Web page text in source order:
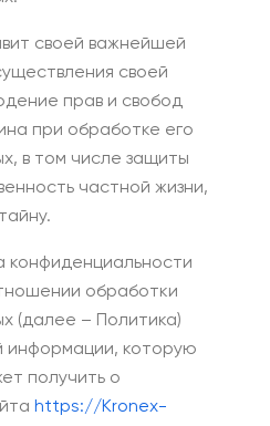
своей важнейшей
своей
прав и свобод
при обработке его
в том числе защиты
частной жизни,
конфиденциальности
обработки
(далее – Политика)
информации, которую
получить о
https://Kronex-